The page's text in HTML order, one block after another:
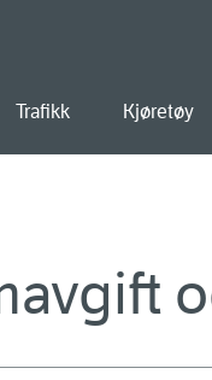
Trafikk Kjøretøy